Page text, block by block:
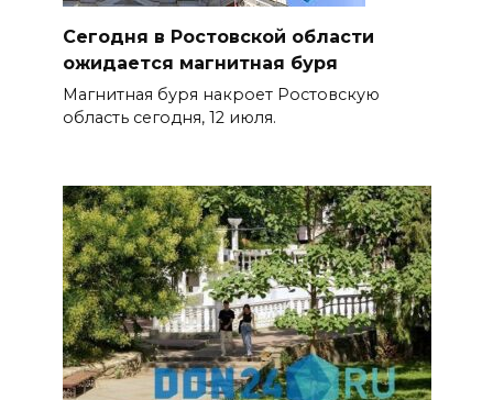
Сегодня в Ростовской области
ожидается магнитная буря
Магнитная буря накроет Ростовскую
область сегодня, 12 июля.